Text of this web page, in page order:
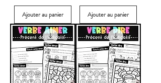
Ajouter au panier Ajouter au panier